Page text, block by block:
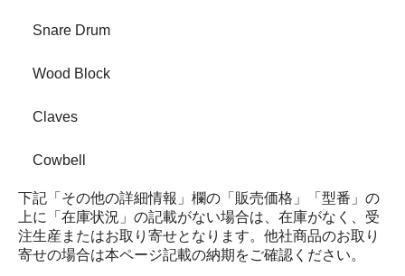
Snare Drum
Wood Block
Claves
Cowbell
下記「その他の詳細情報」欄の「販売価格」「型番」の
上に「在庫状況」の記載がない場合は、在庫がなく、受
注生産またはお取り寄せとなります。他社商品のお取り
寄せの場合は本ページ記載の納期をご確認ください。